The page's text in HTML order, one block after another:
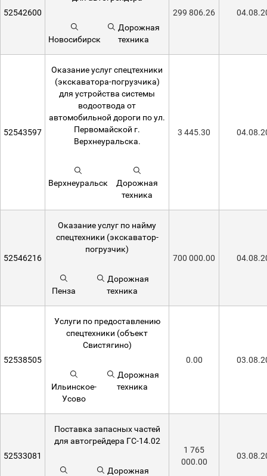
52542600
Новосибирск
Дорожная
техника
299 806.26
52543597
Оказание услуг спецтехники
(экскаватора-погрузчика)
для устройства системы
водоотвода от
автомобильной дороги по ул.
Первомайской г.
Верхнеуральска.
Верхнеуральск
Дорожная
техника
3 445.30
52546216
Оказание услуг по найму
спецтехники (экскаватор-
погрузчик)
Пенза
Дорожная
техника
700 000.00
52538505
Услуги по предоставлению
спецтехники (объект
Свистягино)
Ильинское-
Усово
Дорожная
техника
0.00
52533081
Поставка запасных частей
для автогрейдера ГС-14.02
Дорожная
1 765
000.00